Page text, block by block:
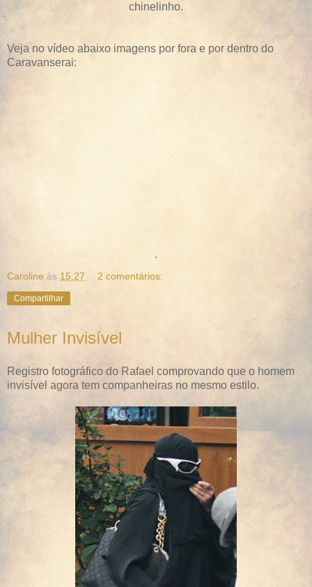
chinelinho.
Veja no vídeo abaixo imagens por fora e por dentro do
Caravanserai:
.
Caroline às 15:27 2 comentários:
Compartilhar
Mulher Invisível
Registro fotográfico do Rafael comprovando que o homem
invisível agora tem companheiras no mesmo estilo.